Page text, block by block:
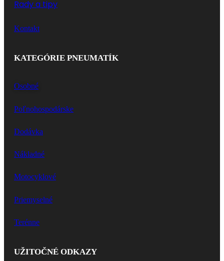
Rady a tipy
Kontakt
KATEGÓRIE PNEUMATÍK
Osobné
Poľnohospodárske
Dodávka
Nákladné
Motocyklové
Priemyselné
Terénne
UŽITOČNÉ ODKAZY